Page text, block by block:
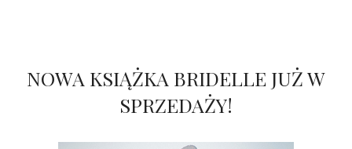
NOWA KSIĄŻKA BRIDELLE JUŻ W
SPRZEDAŻY!